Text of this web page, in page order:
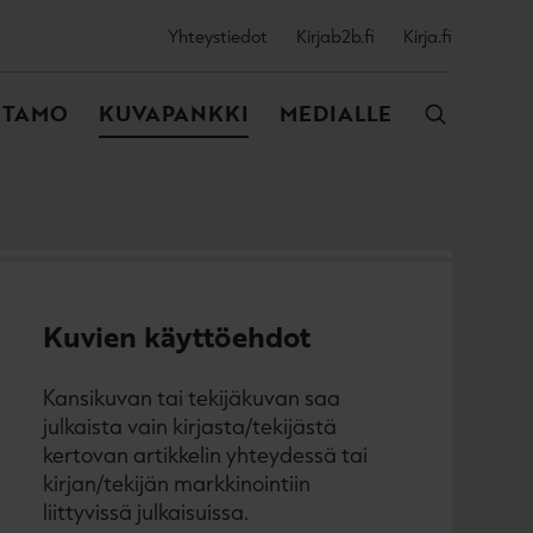
Yhteystiedot Kirjab2b.fi Kirja.fi
KUVAPANKKI MEDIALLE
Kuvien käyttöehdot
Kansikuvan tai tekijäkuvan saa
julkaista vain kirjasta/tekijästä
kertovan artikkelin yhteydessä tai
kirjan/tekijän markkinointiin
liittyvissä julkaisuissa.